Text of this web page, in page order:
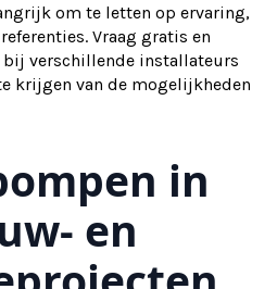
om te letten op ervaring,
Vraag gratis en
verschillende installateurs
krijgen van de mogelijkheden
in
en